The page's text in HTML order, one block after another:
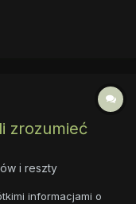
zrozumieć
i reszty
informacjami o